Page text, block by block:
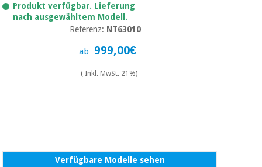
Produkt verfügbar. Lieferung
nach ausgewähltem Modell.
Referenz: NT63010
ab 999,00€
( Inkl. MwSt. 21%)
Verfügbare Modelle sehen